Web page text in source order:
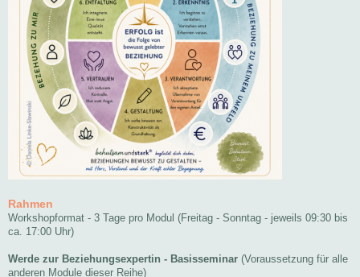
Rahmen
Workshopformat - 3 Tage pro Modul (Freitag - Sonntag - jeweils 09:30 bis
ca. 17:00 Uhr)
Werde zur Beziehungsexpertin - Basisseminar (Voraussetzung für alle
anderen Module dieser Reihe)